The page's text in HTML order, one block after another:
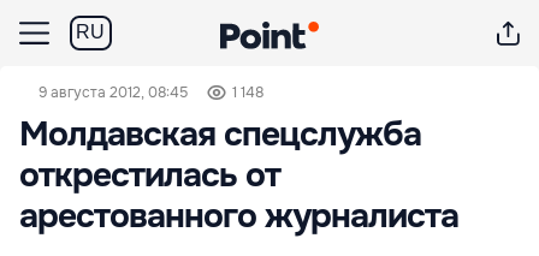
RU
9 августа 2012, 08:45 1 148
Молдавская спецслужба
открестилась от
арестованного журналиста